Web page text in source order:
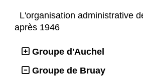
L'organisation administrative
après 1946
Groupe d'Auchel
Groupe de Bruay